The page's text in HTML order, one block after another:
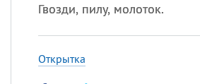
Гвозди, пилу, молоток.
Открытка